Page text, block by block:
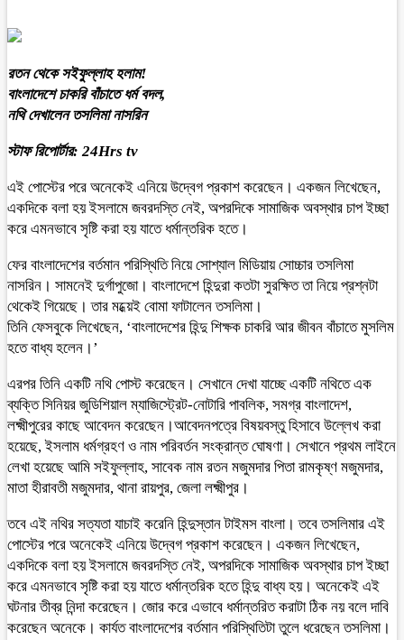
রতন থেকে সইফুল্লাহ হলাম!
বাংলাদেশে চাকরি বাঁচাতে ধর্ম বদল,
নথি দেখালেন তসলিমা নাসরিন
স্টাফ রিপোর্টার: 24Hrs tv
এই পোস্টের পরে অনেকেই এনিয়ে উদ্বেগ প্রকাশ করেছেন। একজন লিখেছেন,
একদিকে বলা হয় ইসলামে জবরদস্তি নেই, অপরদিকে সামাজিক অবস্থার চাপ ইচ্ছা
করে এমনভাবে সৃষ্টি করা হয় যাতে ধর্মান্তরিক হতে।
ফের বাংলাদেশের বর্তমান পরিস্থিতি নিয়ে সোশ্যাল মিডিয়ায় সোচ্চার তসলিমা
নাসরিন। সামনেই দুর্গাপুজো। বাংলাদেশে হিন্দুরা কতটা সুরক্ষিত তা নিয়ে প্রশ্নটা
থেকেই গিয়েছে। তার মধ্য়েই বোমা ফাটালেন তসলিমা।
তিনি ফেসবুকে লিখেছেন, ‘বাংলাদেশের হিন্দু শিক্ষক চাকরি আর জীবন বাঁচাতে মুসলিম
হতে বাধ্য হলেন।’
এরপর তিনি একটি নথি পোস্ট করেছেন। সেখানে দেখা যাচ্ছে একটি নথিতে এক
ব্যক্তি সিনিয়র জুডিশিয়াল ম্যাজিস্ট্রেট-নোটারি পাবলিক, সমগ্র বাংলাদেশ,
লক্ষ্মীপুরের কাছে আবেদন করেছেন।আবেদনপত্রে বিষয়বস্তু হিসাবে উল্লেখ করা
হয়েছে, ইসলাম ধর্মগ্রহণ ও নাম পরিবর্তন সংক্রান্ত ঘোষণা। সেখানে প্রথম লাইনে
লেখা হয়েছে আমি সইফুল্লাহ, সাবেক নাম রতন মজুমদার পিতা রামকৃষ্ণ মজুমদার,
মাতা হীরাবতী মজুমদার, থানা রায়পুর, জেলা লক্ষ্মীপুর।
তবে এই নথির সত্যতা যাচাই করেনি হিন্দুস্তান টাইমস বাংলা। তবে তসলিমার এই
পোস্টের পরে অনেকেই এনিয়ে উদ্বেগ প্রকাশ করেছেন। একজন লিখেছেন,
একদিকে বলা হয় ইসলামে জবরদস্তি নেই, অপরদিকে সামাজিক অবস্থার চাপ ইচ্ছা
করে এমনভাবে সৃষ্টি করা হয় যাতে ধর্মান্তরিক হতে হিন্দু বাধ্য হয়। অনেকেই এই
ঘটনার তীব্র নিন্দা করেছেন। জোর করে এভাবে ধর্মান্তরিত করাটা ঠিক নয় বলে দাবি
করেছেন অনেকে। কার্যত বাংলাদেশের বর্তমান পরিস্থিতিটা তুলে ধরেছেন তসলিমা।